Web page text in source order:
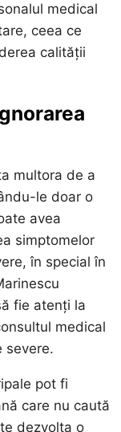
medical
ceea ce
calității
multora de a
le doar o
avea
simptomelor
în special în
fie atenți la
medical
severe.
pot fi
care nu caută
dezvolta o